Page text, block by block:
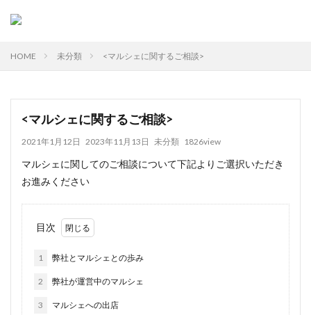
HOME 未分類 <マルシェに関するご相談>
<マルシェに関するご相談>
2021年1月12日 2023年11月13日 未分類 1826view
マルシェに関してのご相談について下記よりご選択いただき
お進みください
目次
1 弊社とマルシェとの歩み
2 弊社が運営中のマルシェ
3 マルシェへの出店